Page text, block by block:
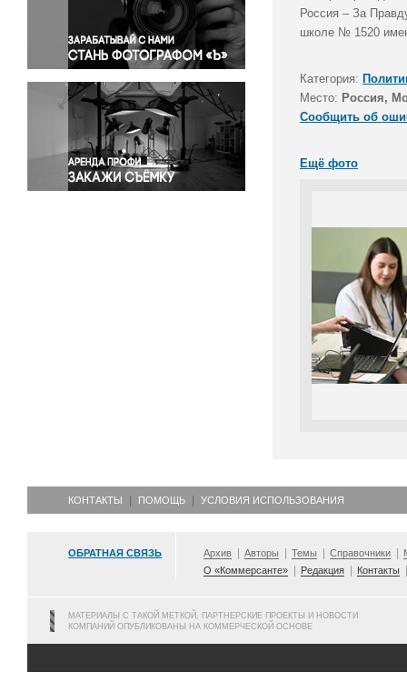
Правосудие
Происшествия и конфликты
Религия
Светская жизнь
Спорт
Экология
Экономика и бизнес
Россия – За
школе № 1520
Категория:
Место: Россия,
Сообщить об
Ещё фото
КОНТАКТЫ ПОМОЩЬ УСЛОВИЯ ИСПОЛЬЗОВАНИЯ
ОБРАТНАЯ СВЯЗЬ Архив Авторы Темы Справочники
О «Коммерсанте»
Редакция Контакты
МАТЕРИАЛЫ С ТАКОЙ МЕТКОЙ, ПАРТНЕРСКИЕ ПРОЕКТЫ И НОВОСТИ
КОМПАНИЙ ОПУБЛИКОВАНЫ НА КОММЕРЧЕСКОЙ ОСНОВЕ